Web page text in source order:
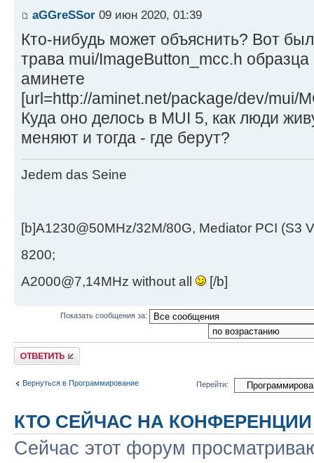
aGGreSSor 09 июн 2020, 01:39
Кто-нибудь может объяснить? Вот
трава mui/ImageButton_mcc.h
аминете
[url=http://aminet.net/package/dev/mui/
Куда оно делось в MUI 5, как люди
меняют и тогда - где берут?
Jedem das Seine
[b]A1230@50MHz/32M/80G, Mediator PCI (S3
8200;
A2000@7,14MHz without all
[/b]
Показать сообщения за:
Ответить
Вернуться в Программирование Перейти:
КТО СЕЙЧАС НА КОНФЕРЕНЦИИ
Сейчас этот форум